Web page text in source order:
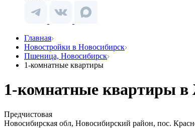
Главная
Новостройки в Новосибирск
Пшеница, Новосибирск
1-комнатные квартиры
1-комнатные квартиры
Предчистовая
Новосибирская обл, Новосибирский район, пос.